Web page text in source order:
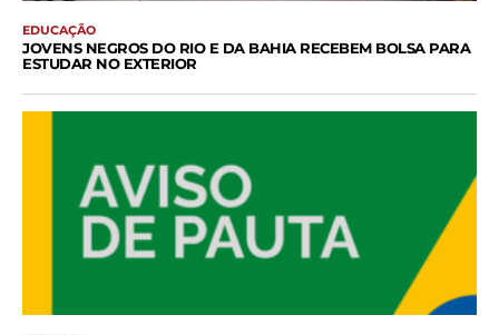
EDUCAÇÃO
JOVENS NEGROS DO RIO E DA BAHIA RECEBEM BOLSA PARA
ESTUDAR NO EXTERIOR